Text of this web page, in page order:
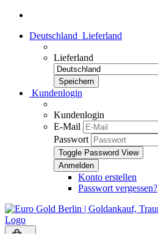
Deutschland Lieferland
Lieferland
Kundenlogin
Kundenlogin
E-Mail
Passwort
Toggle Password View
Konto erstellen
Passwort vergessen?